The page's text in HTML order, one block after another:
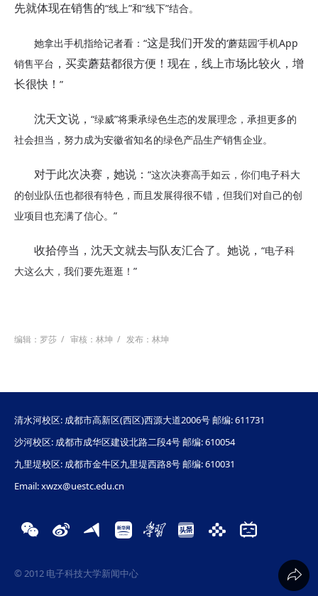
先就体现在销售的“线上”和“线下”结合。
她拿出手机指给记者看： “这是我们开发的‘蘑菇园’手机App
销售平台 ，买卖蘑菇都很方便！现在，线上市场比较火，增
长很快！ ”
沈天文说， “绿威”将秉承绿色生态的发展理念，承担更多的
社会担当，努力成为安徽省知名的绿色产品生产销售企业。
对于此次决赛，她说： “这次决赛高手如云，你们电子科大
的创业队伍也都很有特色，而且发展得很不错，但我们对自己的创
业项目也充满了信心。”
收拾停当，沈天文就去与队友汇合了。她说， “电子科
大这么大，我们要先逛逛！”
编辑：罗莎 / 审核：林坤 / 发布：林坤
清水河校区: 成都市高新区(西区)西源大道2006号 邮编: 611731
沙河校区: 成都市成华区建设北路二段4号 邮编: 610054
九里堤校区: 成都市金牛区九里堤西路8号 邮编: 610031
Email: xwzx@uestc.edu.cn
© 2012 电子科技大学新闻中心